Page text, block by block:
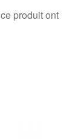
produit ont